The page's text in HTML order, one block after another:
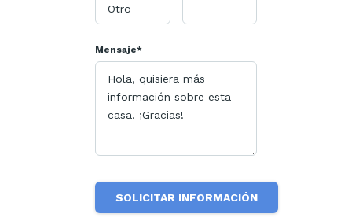
Mensaje*
SOLICITAR INFORMACIÓN